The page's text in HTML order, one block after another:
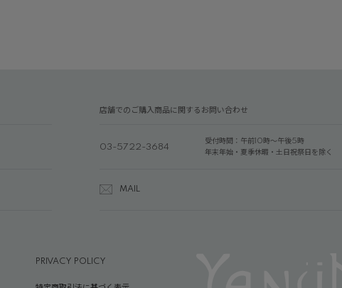
店舗でのご購入商品に関するお問い合わせ
03-5722-3684
受付時間：午前10時～午後5時
年末年始・夏季休暇・土日祝祭日を除く
MAIL
PRIVACY POLICY